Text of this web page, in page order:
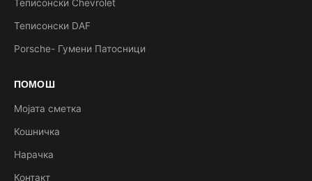
Теписонски Chevrolet
Теписонски DAF
Porsche- Гумени Патосници
ПОМОШ
Мојата сметка
Кошничка
Нарачка
Контакт